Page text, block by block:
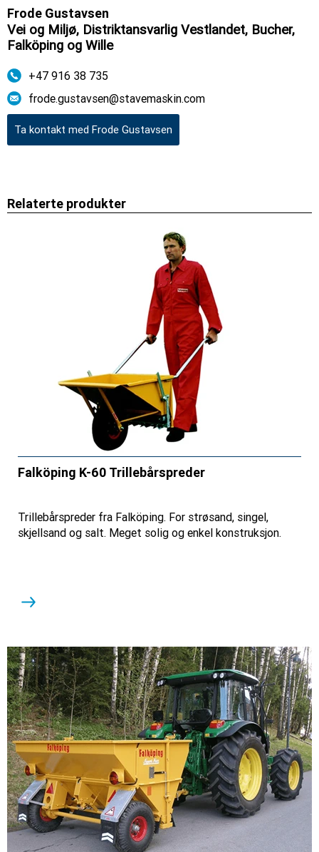
Frode Gustavsen
Vei og Miljø, Distriktansvarlig Vestlandet, Bucher,
Falköping og Wille
+47 916 38 735
frode.gustavsen@stavemaskin.com
Relaterte produkter
Falköping K-60 Trillebårspreder
Trillebårspreder fra Falköping. For strøsand, singel,
skjellsand og salt. Meget solig og enkel konstruksjon.